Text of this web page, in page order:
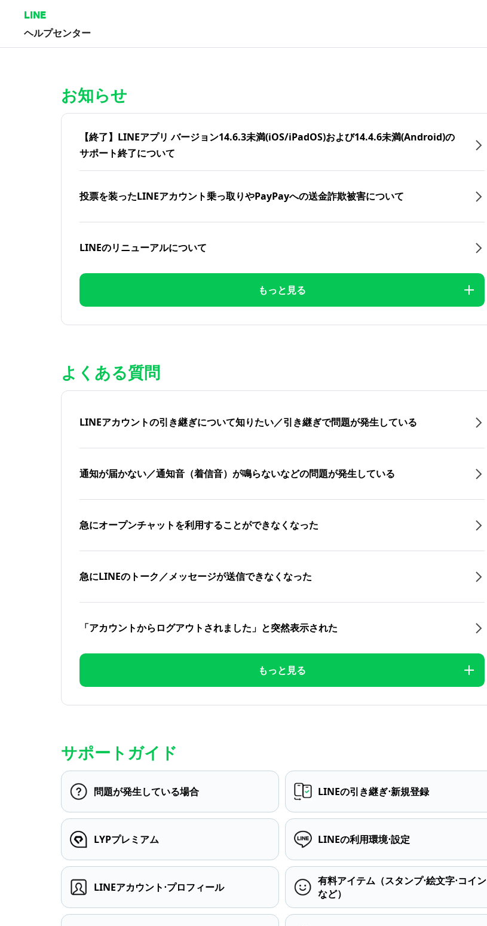
LINE
ヘルプセンター
お知らせ
【終了】LINEアプリ バージョン14.6.3未満(iOS/iPadOS)および14.4.6未満(Android)の
サポート終了について
投票を装ったLINEアカウント乗っ取りやPayPayへの送金詐欺被害について
LINEのリニューアルについて
もっと見る
よくある質問
LINEアカウントの引き継ぎについて知りたい／引き継ぎで問題が発生している
通知が届かない／通知音（着信音）が鳴らないなどの問題が発生している
急にオープンチャットを利用することができなくなった
急にLINEのトーク／メッセージが送信できなくなった
「アカウントからログアウトされました」と突然表示された
もっと見る
サポートガイド
問題が発生している場合 LINEの引き継ぎ⋅新規登録
LYPプレミアム LINEの利用環境⋅設定
LINEアカウント⋅プロフィール
有料アイテム（スタンプ⋅絵文字⋅コイン
など）